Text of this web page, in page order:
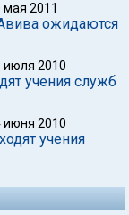
мая 2011
ожидаются
июля 2010
учения служб
июня 2010
учения